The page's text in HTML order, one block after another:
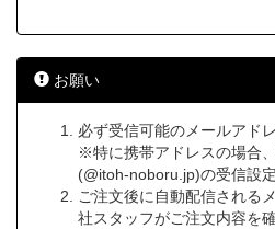
お願い
必ず受信可能のメールアド
※特に携帯アドレスの場合
(@itoh-noboru.jp)の受信設
ご注文後に自動配信される
社スタッフがご注文内容を